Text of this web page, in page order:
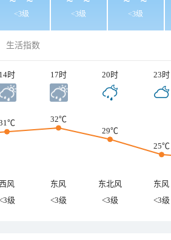
<3级 <3级 <3级
生活指数
14时 17时 20时 23时
32℃
29℃
25℃
风 东风 东北风
东风
级 <3级 <3级 <3级